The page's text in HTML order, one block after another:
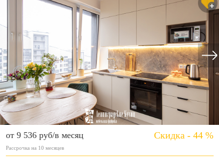
от 9 536 руб/в месяц Скидка - 44 %
Рассрочка на 10 месяцев